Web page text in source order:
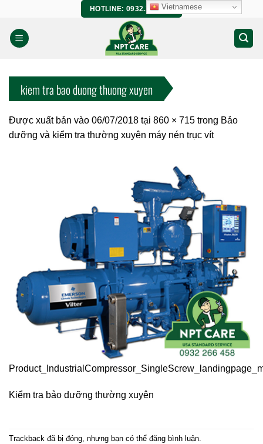
nội
dung
HOTLINE: 0932.266.458
kiem tra bao duong thuong xuyen
Được xuất bản vào 06/07/2018 tại 860 × 715 trong Bảo
dưỡng và kiểm tra thường xuyên máy nén trục vít
Kiểm tra bảo dưỡng thường xuyên
Trackback đã bị đóng, nhưng bạn có thể đăng bình luận.
Vietnamese